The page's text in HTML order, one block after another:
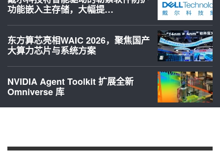
功能嵌入主存储，大幅提…
东方算芯亮相WAIC 2026，聚焦国产
大算力芯片与系统方案
NVIDIA Agent Toolkit 扩展全新
Omniverse 库